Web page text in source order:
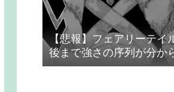
【悲報】フェアリーテイ
後まで強さの序列が分か